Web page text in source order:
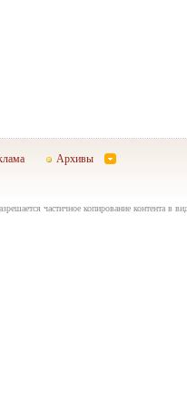
Архивы
частичное копирование контента в